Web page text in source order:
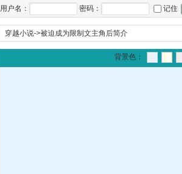
用户名： 密码： 记住
穿越小说->被迫成为限制文主角后简介
背景色：